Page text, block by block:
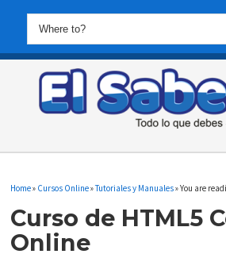
Home» Cursos Online»Tutoriales y Manuales» You are
Curso de HTML5
Online